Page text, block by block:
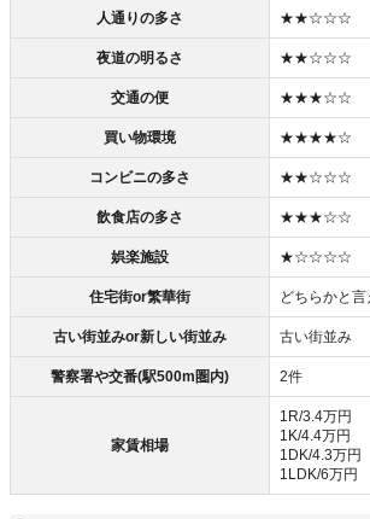
人通りの多さ ★★☆☆☆
夜道の明るさ ★★☆☆☆
交通の便 ★★★☆☆
買い物環境 ★★★★☆
コンビニの多さ ★★☆☆☆
飲食店の多さ ★★★☆☆
娯楽施設 ★☆☆☆☆
住宅街or繁華街 どちらかと
古い街並みor新しい街並み 古い街並み
警察署や交番(駅500m圏内) 2件
家賃相場
1R/3.4万円
1K/4.4万円
1DK/4.3万円
1LDK/6万円